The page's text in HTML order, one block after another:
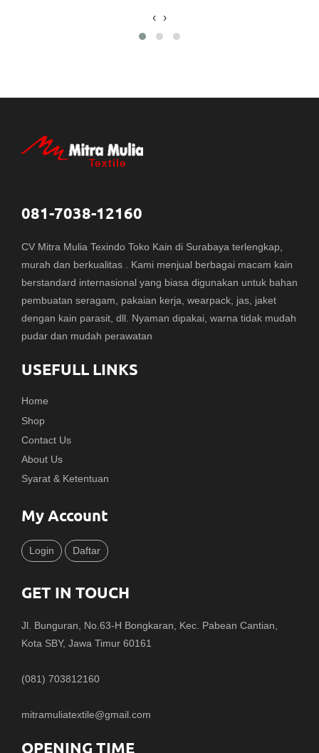
‹ ›
081-7038-12160
CV Mitra Mulia Texindo Toko Kain di Surabaya terlengkap,
murah dan berkualitas . Kami menjual berbagai macam kain
berstandard internasional yang biasa digunakan untuk bahan
pembuatan seragam, pakaian kerja, wearpack, jas, jaket
dengan kain parasit, dll. Nyaman dipakai, warna tidak mudah
pudar dan mudah perawatan
USEFULL LINKS
Home
Shop
Contact Us
About Us
Syarat & Ketentuan
My Account
Login Daftar
GET IN TOUCH
Jl. Bunguran, No.63-H Bongkaran, Kec. Pabean Cantian,
Kota SBY, Jawa Timur 60161
(081) 703812160
mitramuliatextile@gmail.com
OPENING TIME